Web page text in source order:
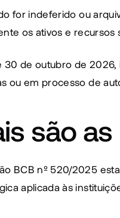
for indeferido ou
os ativos e recursos
30 de outubro de
ou em processo de
são
BCB nº 520/2025
aplicada às